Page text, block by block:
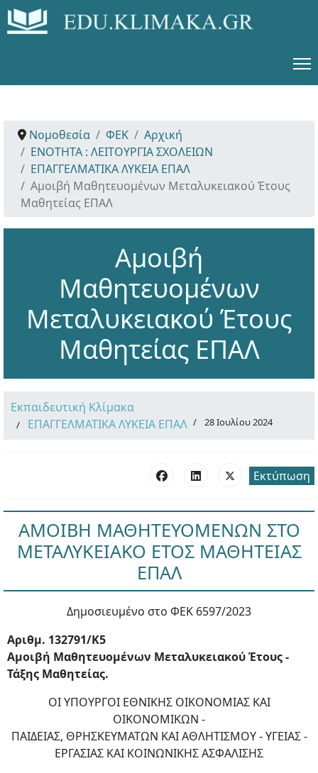
Νομοθεσία ΦΕΚ
Αρχική
ΕΝΟΤΗΤΑ : ΛΕΙΤΟΥΡΓΙΑ ΣΧΟΛΕΙΩΝ
ΕΠΑΓΓΕΛΜΑΤΙΚΑ ΛΥΚΕΙΑ ΕΠΑΛ
Αμοιβή Μαθητευομένων Μεταλυκειακού Έτους
Μαθητείας ΕΠΑΛ
Αμοιβή
Μαθητευομένων
Μεταλυκειακού Έτους
Μαθητείας ΕΠΑΛ
Εκπαιδευτική Κλίμακα
ΕΠΑΓΓΕΛΜΑΤΙΚΑ ΛΥΚΕΙΑ ΕΠΑΛ
28 Ιουλίου 2024
Εκτύπωση
ΑΜΟΙΒΗ ΜΑΘΗΤΕΥΟΜΕΝΩΝ ΣΤΟ
ΜΕΤΑΛΥΚΕΙΑΚΟ ΕΤΟΣ ΜΑΘΗΤΕΙΑΣ
ΕΠΑΛ
Δημοσιευμένο στο ΦΕΚ 6597/2023
Αριθμ. 132791/Κ5
Αμοιβή Μαθητευομένων Μεταλυκειακού Έτους -
Τάξης Μαθητείας.
ΟΙ ΥΠΟΥΡΓΟΙ ΕΘΝΙΚΗΣ ΟΙΚΟΝΟΜΙΑΣ ΚΑΙ
ΟΙΚΟΝΟΜΙΚΩΝ -
ΠΑΙΔΕΙΑΣ, ΘΡΗΣΚΕΥΜΑΤΩΝ ΚΑΙ ΑΘΛΗΤΙΣΜΟΥ - ΥΓΕΙΑΣ -
ΕΡΓΑΣΙΑΣ ΚΑΙ ΚΟΙΝΩΝΙΚΗΣ ΑΣΦΑΛΙΣΗΣ